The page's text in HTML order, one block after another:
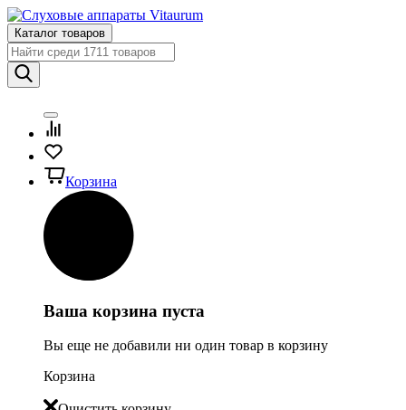
Каталог товаров
Корзина
Ваша корзина пуста
Вы еще не добавили ни один товар в корзину
Корзина